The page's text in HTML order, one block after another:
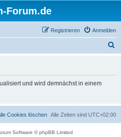
Forum.de
Anmelden
Registrieren
und wird demnächst in einem
Alle Zeiten sind UTC+02:00
Cookies löschen
Software © phpBB Limited